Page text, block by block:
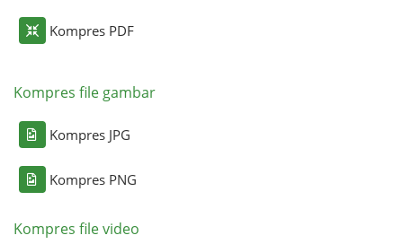
Kompres PDF
Kompres file gambar
Kompres JPG
Kompres PNG
Kompres file video